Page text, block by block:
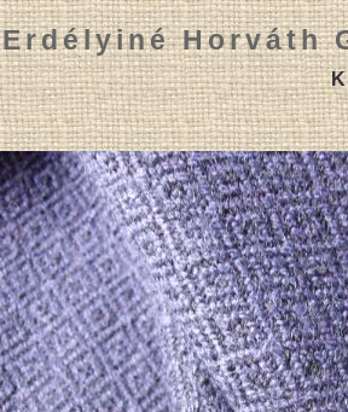
Erdélyiné Horváth